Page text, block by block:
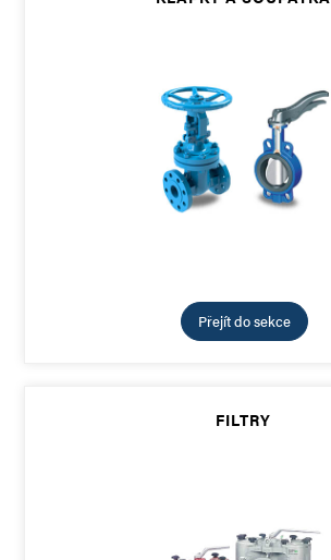
Přejít do sekce
FILTRY